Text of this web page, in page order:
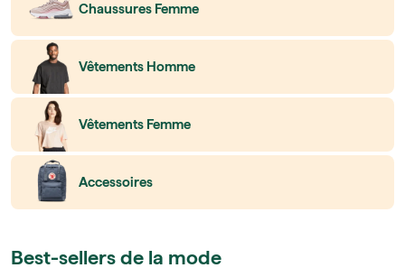
Chaussures Femme
Vêtements Homme
Vêtements Femme
Accessoires
Best-sellers de la mode